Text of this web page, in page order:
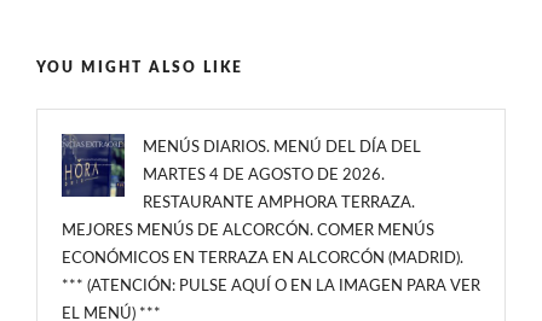
YOU MIGHT ALSO LIKE
MENÚS DIARIOS. MENÚ DEL DÍA DEL
MARTES 4 DE AGOSTO DE 2026.
RESTAURANTE AMPHORA TERRAZA.
MEJORES MENÚS DE ALCORCÓN. COMER MENÚS
ECONÓMICOS EN TERRAZA EN ALCORCÓN (MADRID).
*** (ATENCIÓN: PULSE AQUÍ O EN LA IMAGEN PARA VER
EL MENÚ) ***